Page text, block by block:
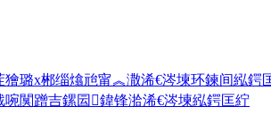
獪璐х郴缁熻兘甯︽潵浠€涔堜环鍊间紭鍔
啘闃蹭吉鏍囩鍏锋湁浠€涔堜紭鍔匡紵